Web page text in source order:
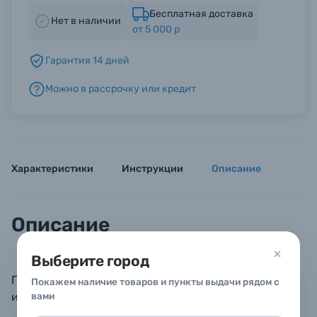
Выберите город
Покажем наличие товаров и пункты выдачи рядом с
вами
Уценённые товары
Нет в наличии
Бесплатная доставка
от 5 000 р
Гарантия 14 дней
Можно в рассрочку или кредит
Характеристики Инструкции Описание
Описание
Переходное кольцо PIXAERO Mobus: быстросъемное
и надежное крепление